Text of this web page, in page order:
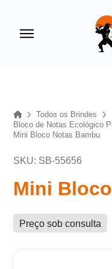
HomeTodos os Brindes
Bloco de Notas Ecológico
Mini Bloco Notas Bambu
SKU: SB-55656
Mini
Preço sob consulta
+55